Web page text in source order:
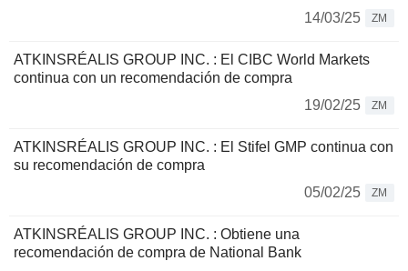
14/03/25
ZM
ATKINSRÉALIS GROUP INC. : El CIBC World Markets
continua con un recomendación de compra
19/02/25
ZM
ATKINSRÉALIS GROUP INC. : El Stifel GMP continua con
su recomendación de compra
05/02/25
ZM
ATKINSRÉALIS GROUP INC. : Obtiene una
recomendación de compra de National Bank